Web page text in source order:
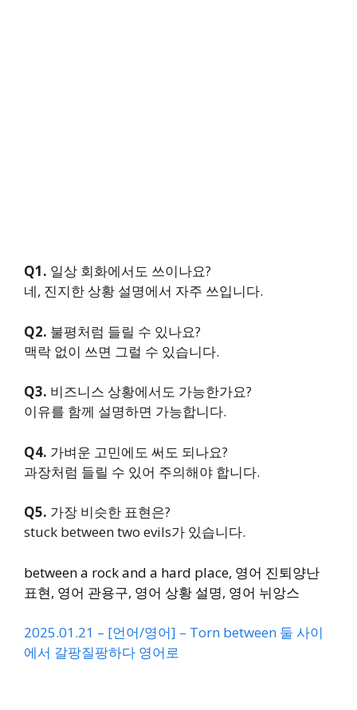
Q1. 일상 회화에서도 쓰이나요?
네, 진지한 상황 설명에서 자주 쓰입니다.
Q2. 불평처럼 들릴 수 있나요?
맥락 없이 쓰면 그럴 수 있습니다.
Q3. 비즈니스 상황에서도 가능한가요?
이유를 함께 설명하면 가능합니다.
Q4. 가벼운 고민에도 써도 되나요?
과장처럼 들릴 수 있어 주의해야 합니다.
Q5. 가장 비슷한 표현은?
stuck between two evils가 있습니다.
between a rock and a hard place, 영어 진퇴양난
표현, 영어 관용구, 영어 상황 설명, 영어 뉘앙스
2025.01.21 – [언어/영어] – Torn between 둘 사이
에서 갈팡질팡하다 영어로